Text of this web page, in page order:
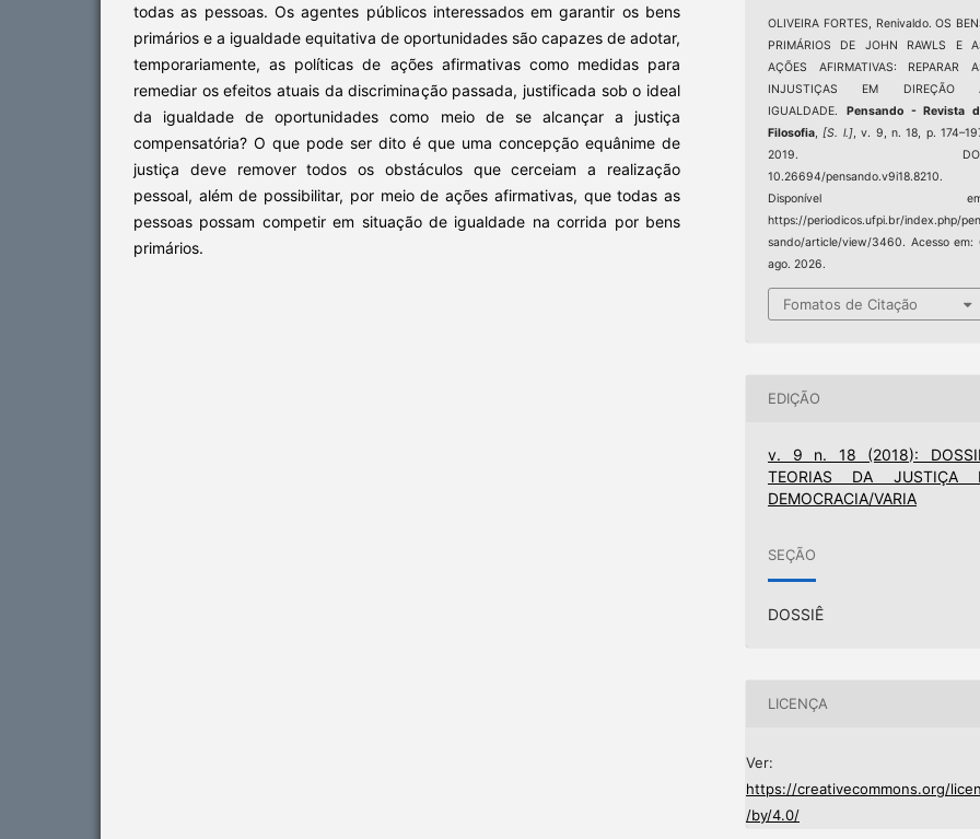
todas as pessoas. Os agentes públicos interessados em garantir os bens
primários e a igualdade equitativa de oportunidades são capazes de adotar,
temporariamente, as políticas de ações afirmativas como medidas para
remediar os efeitos atuais da discriminação passada, justificada sob o ideal
da igualdade de oportunidades como meio de se alcançar a justiça
compensatória? O que pode ser dito é que uma concepção equânime de
justiça deve remover todos os obstáculos que cerceiam a realização
pessoal, além de possibilitar, por meio de ações afirmativas, que todas as
pessoas possam competir em situação de igualdade na corrida por bens
primários.
OLIVEIRA FORTES, Renivaldo. OS
PRIMÁRIOS DE JOHN RAWLS E
AÇÕES AFIRMATIVAS: REPARAR
INJUSTIÇAS EM DIREÇÃO
IGUALDADE. Pensando - Revista
Filosofia,[S. l.], v. 9, n. 18, p.
2019.
10.26694/pensando.v9i18.8210.
Disponível
https://periodicos.ufpi.br/index.php/pen
sando/article/view/3460. Acesso em:
ago. 2026.
Fomatos de Citação
EDIÇÃO
v. 9 n. 18 (2018):
TEORIAS DA JUSTIÇA
DEMOCRACIA/VARIA
SEÇÃO
DOSSIÊ
LICENÇA
Ver:
https://creativecommons.org/
/by/4.0/